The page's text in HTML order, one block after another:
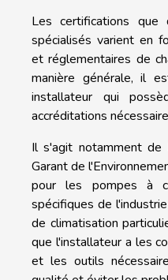
Les certifications que
spécialisés varient en
et réglementaires de
manière générale, il
installateur qui
accréditations
Il s'agit notamment de
Garant de
pour les pompes à
spécifiques de
de climatisation
que l'installateur a les
et les outils